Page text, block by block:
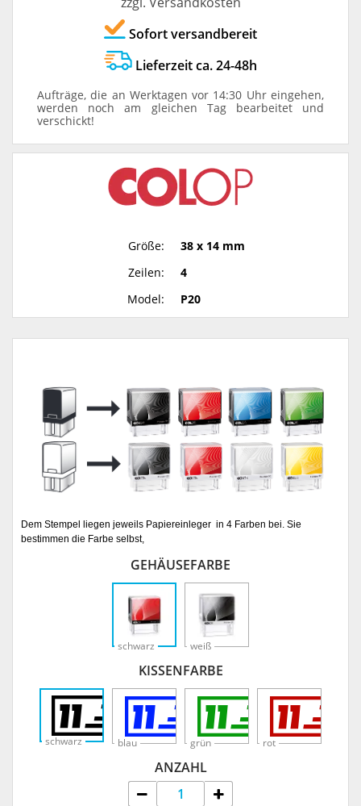
Sofort versandbereit
Lieferzeit ca. 24-48h
Aufträge, die an Werktagen vor 14:30 Uhr eingehen,
werden noch am gleichen Tag bearbeitet und
verschickt!
Größe:
38 x 14 mm
Zeilen:
4
Model:
P20
Dem Stempel liegen jeweils Papiereinleger in 4 Farben bei. Sie
bestimmen die Farbe selbst,
GEHÄUSEFARBE
schwarz weiß
KISSENFARBE
schwarz blau grün rot
ANZAHL